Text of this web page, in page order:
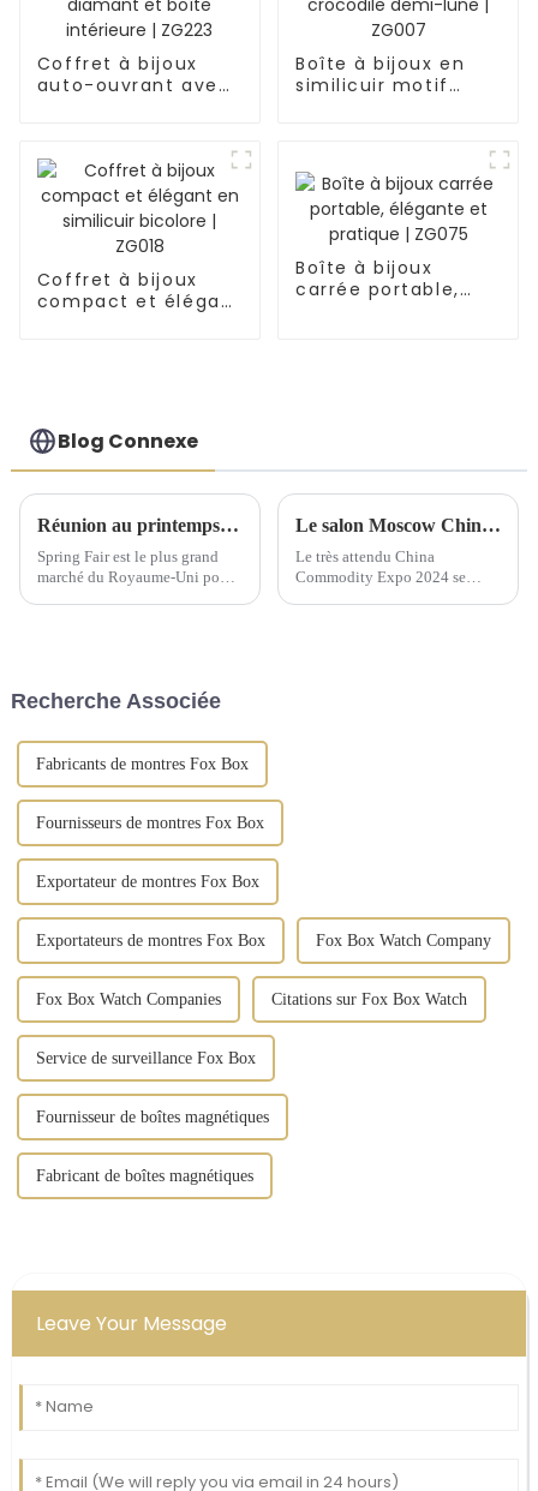
Coffret à bijoux
auto-ouvrant avec
Boîte à bijoux en
similicuir motif
Coffret à bijoux
compact et élégant
Boîte à bijoux
carrée portable,
Blog Connexe
Réunion au printemps 2025 du Comité exécutif national de Birmingham
Spring Fair est le plus grand
marché du Royaume-Uni pour
Le salon Moscow China Commodity Expo 2024 présente des solutions de stockage de qualité supérieure
Le très attendu China
Commodity Expo 2024 se
Recherche Associée
Fabricants de montres Fox Box
Fournisseurs de montres Fox Box
Exportateur de montres Fox Box
Exportateurs de montres Fox Box Fox Box Watch Company
Fox Box Watch Companies Citations sur Fox Box Watch
Service de surveillance Fox Box
Fournisseur de boîtes magnétiques
Fabricant de boîtes magnétiques
Leave Your Message